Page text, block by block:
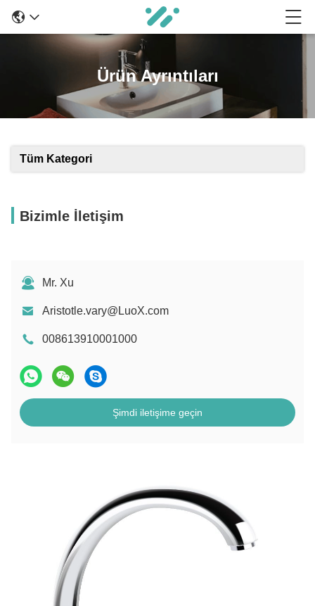
Ürün Ayrıntıları
Tüm Kategori
Bizimle İletişim
Mr. Xu
Aristotle.vary@LuoX.com
008613910001000
Şimdi iletişime geçin